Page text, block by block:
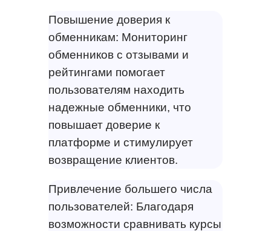
Повышение доверия к
обменникам: Мониторинг
обменников с отзывами и
рейтингами помогает
пользователям находить
надежные обменники, что
повышает доверие к
платформе и стимулирует
возвращение клиентов.
Привлечение большего числа
пользователей: Благодаря
возможности сравнивать курсы